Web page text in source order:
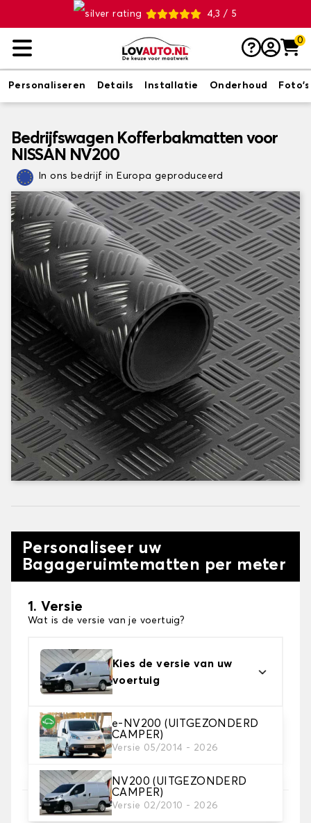
4,3 / 5
0
Personaliseren Details Installatie Onderhoud Foto's
Bedrijfswagen Kofferbakmatten voor
NISSAN NV200
In ons bedrijf in Europa geproduceerd
Personaliseer uw
Bagageruimtematten per meter
1. Versie
Wat is de versie van je voertuig?
Kies de versie van uw
voertuig
e-NV200 (UITGEZONDERD
CAMPER)
Versie 05/2014 - 2026
NV200 (UITGEZONDERD
CAMPER)
Versie 02/2010 - 2026
2. Tapijt kleuren
Kies de kleur van je tapijt kofferruimte.
3. Lengte